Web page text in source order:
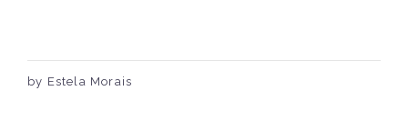
by Estela Morais